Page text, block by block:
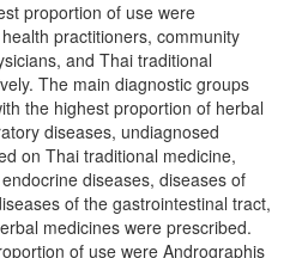
proportion of use were
practitioners, community
and Thai traditional
The main diagnostic groups
the highest proportion of herbal
diseases, undiagnosed
on Thai traditional medicine,
diseases, diseases of
of the gastrointestinal tract,
medicines were prescribed.
of use were Andrographis